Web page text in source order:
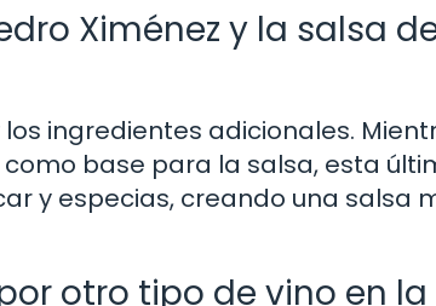
Ximénez y la salsa
ingredientes adicionales.
como base para la salsa, esta
y especias, creando una salsa
otro tipo de vino en la